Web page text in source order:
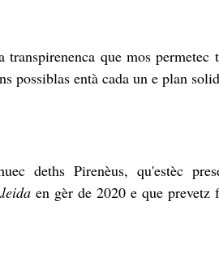
que mos permetec
possiblas entà cada un e plan
deths Pirenèus, qu'estèc
en gèr de 2020 e que prevetz